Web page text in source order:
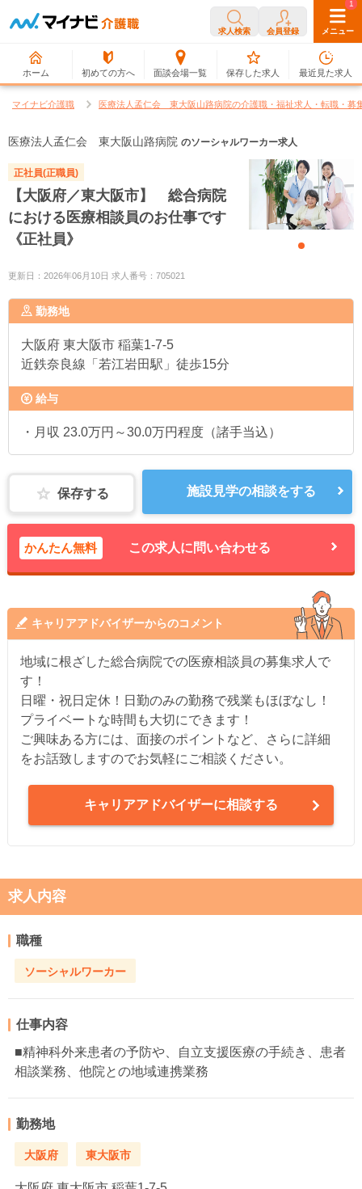
求人検索 会員登録 メニュー
ホーム 初めての方へ 面談会場一覧
0
保存した求人
1
最近見た求人
マイナビ介護職 医療法人孟仁会 東大阪山路病院の介護職・福祉求人・転職・募
医療法人孟仁会 東大阪山路病院 のソーシャルワーカー求人
正社員(正職員)
【大阪府／東大阪市】 総合病院
における医療相談員のお仕事です
《正社員》
更新日：2026年06月10日 求人番号：705021
勤務地
大阪府 東大阪市 稲葉1-7-5
近鉄奈良線「若江岩田駅」徒歩15分
給与
・月収 23.0万円～30.0万円程度（諸手当込）
保存する 施設見学の相談をする
かんたん無料 この求人に問い合わせる
キャリアアドバイザーからのコメント
地域に根ざした総合病院での医療相談員の募集求人で
す！
日曜・祝日定休！日勤のみの勤務で残業もほぼなし！
プライベートな時間も大切にできます！
ご興味ある方には、面接のポイントなど、さらに詳細
をお話致しますのでお気軽にご相談ください。
キャリアアドバイザーに相談する
求人内容
職種
ソーシャルワーカー
仕事内容
■精神科外来患者の予防や、自立支援医療の手続き、患者
相談業務、他院との地域連携業務
勤務地
大阪府 東大阪市